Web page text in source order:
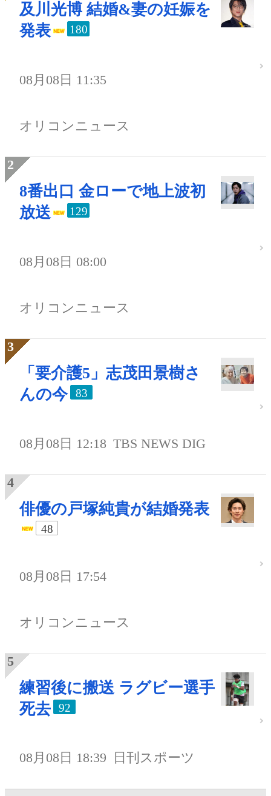
及川光博 結婚&妻の妊娠を
発表
180
08月08日 11:35
オリコンニュース
8番出口 金ローで地上波初
放送
129
08月08日 08:00
オリコンニュース
「要介護5」志茂田景樹さ
んの今
83
08月08日 12:18 TBS NEWS DIG
俳優の戸塚純貴が結婚発表
48
08月08日 17:54
オリコンニュース
練習後に搬送 ラグビー選手
死去
92
08月08日 18:39 日刊スポーツ